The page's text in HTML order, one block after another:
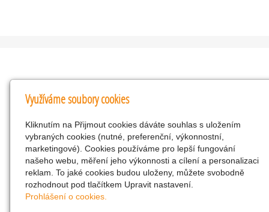
Kontakty
KNK obchodní společnost s r.o.
Komenského 127, Žacléř, 542 01 Číslo účtu:
286293602/0300
25298518
CZ25298518
info@drogerienacestach.cz
Využíváme soubory cookies
Kliknutím na Přijmout cookies dáváte souhlas s uložením
vybraných cookies (nutné, preferenční, výkonnostní,
marketingové). Cookies používáme pro lepší fungování
našeho webu, měření jeho výkonnosti a cílení a personalizaci
reklam. To jaké cookies budou uloženy, můžete svobodně
rozhodnout pod tlačítkem Upravit nastavení.
Prohlášení o cookies.